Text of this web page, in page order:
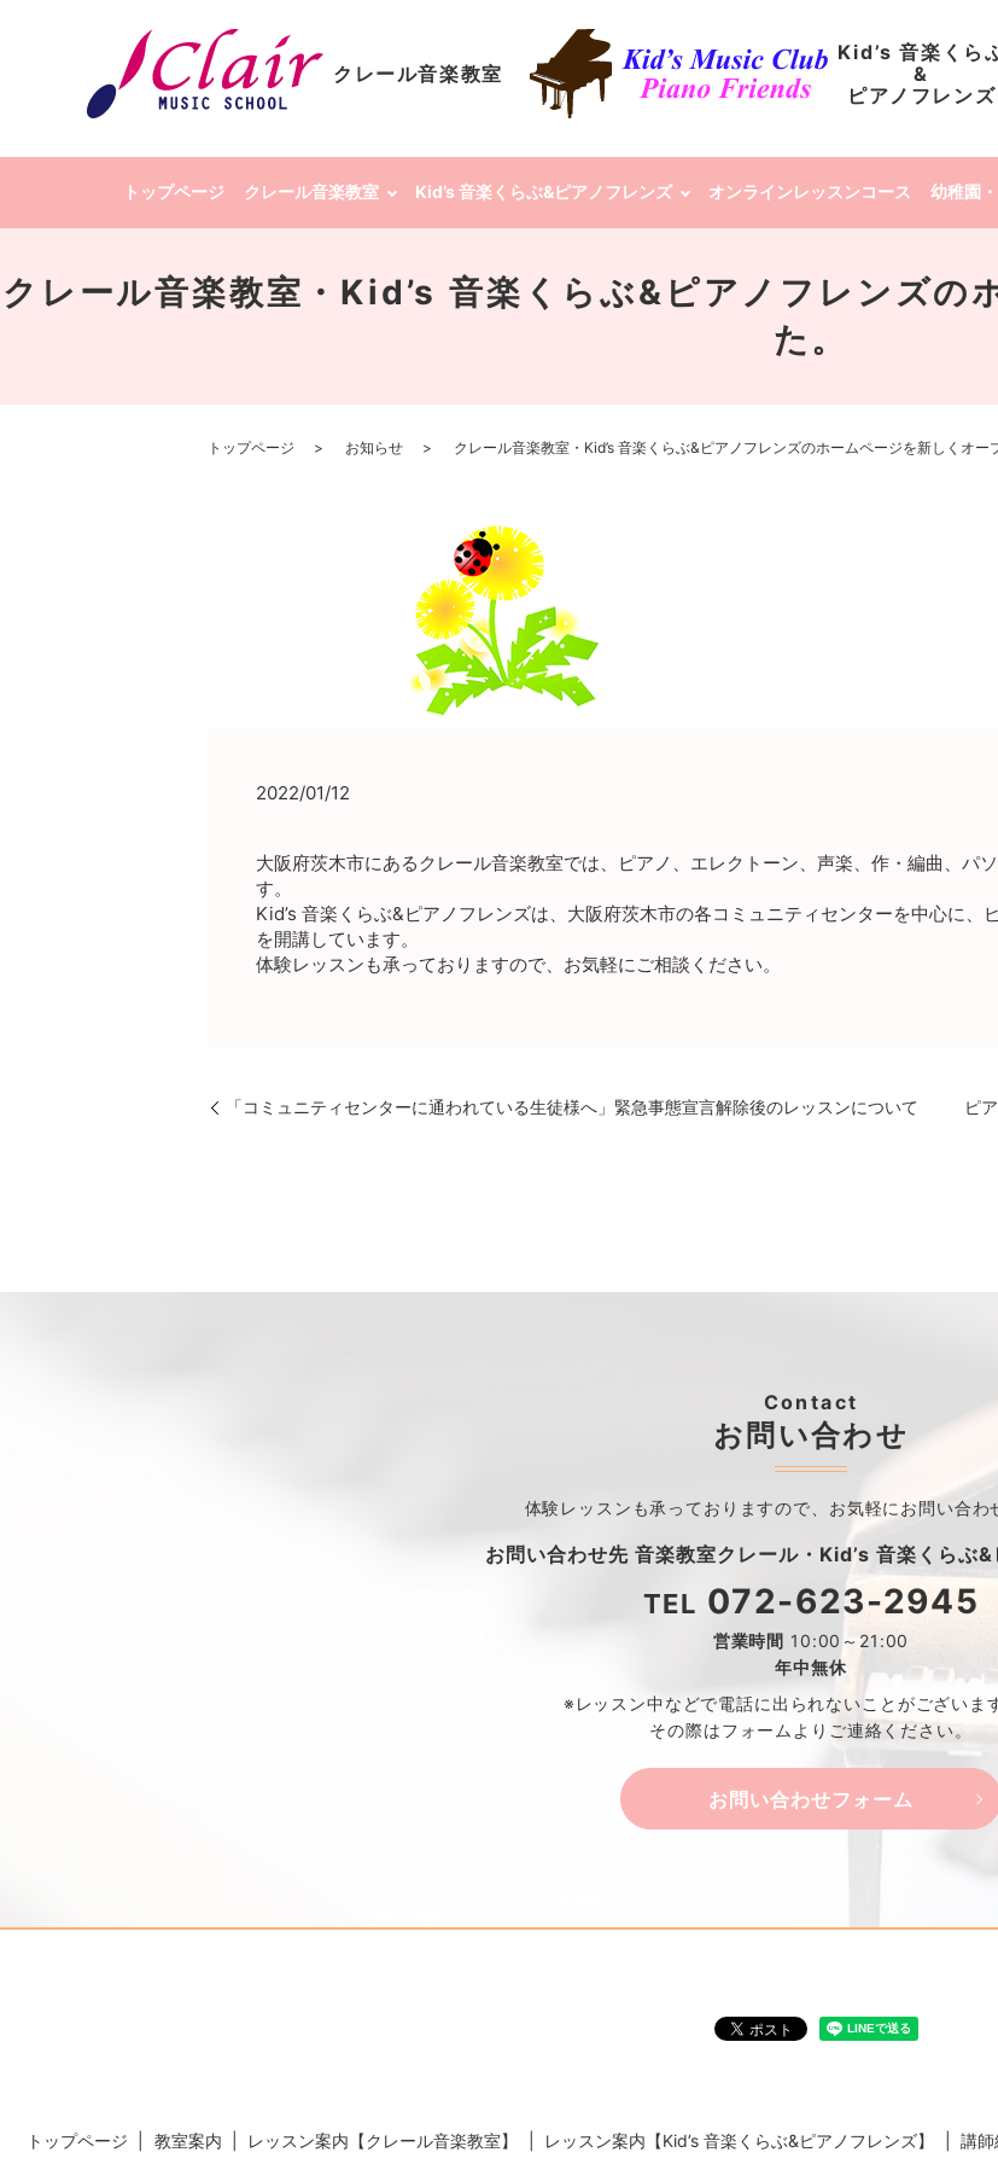
クレール音楽教室
Kid’s 音楽くら
&
ピアノフレンズ
トップページ クレール音楽教室 Kid’s 音楽くらぶ&ピアノフレンズ オンラインレッスンコース 幼稚園
クレール音楽教室・Kid’s 音楽くらぶ&ピアノフレンズの
た。
トップページ お知らせ クレール音楽教室・Kid’s 音楽くらぶ&ピアノフレンズのホームページを新しくオー
2022/01/12
大阪府茨木市にあるクレール音楽教室では、ピアノ、エレクトーン、声楽、作・編曲、パ
す。
Kid’s 音楽くらぶ&ピアノフレンズは、大阪府茨木市の各コミュニティセンターを中心に、
を開講しています。
体験レッスンも承っておりますので、お気軽にご相談ください。
「コミュニティセンターに通われている生徒様へ」緊急事態宣言解除後のレッスンについて ピ
Contact
お問い合わせ
体験レッスンも承っておりますので、 お気軽にお問い合わ
お問い合わせ先 音楽教室クレール・ Kid’s 音楽くらぶ
TEL 072-623-2945
営業時間 10:00～21:00
年中無休
※レッスン中などで電話に出られないことがございま
その際はフォームよりご連絡ください。
お問い合わせフォーム
トップページ 教室案内 レッスン案内【クレール音楽教室】 レッスン案内【Kid’s 音楽くらぶ&ピアノフレンズ】 講師